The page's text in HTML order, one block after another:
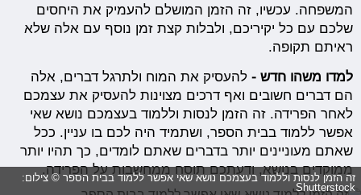
המשפחה. עכשיו, זה הזמן המושלם להעמיק את היחסים
שלכם עם כל יקיריכם, ולבלות קצת זמן נוסף עם אלה שלא
ראיתם תקופה.
למדו משהו חדש -להעסיק את המוח ולתרגל דברים, אלה
הם דברים חשובים ואף דרכים מצוינות להעסיק את עצמכם
לאחר הפרידה. זה הזמן לנסות וללמוד בעצמכם נושא שאי
אפשר ללמוד בבית הספר, ושתמיד היה לכם בו עניין. ככל
שאתם מעוניינים יותר בדברים שאתם לומדים, כך תהיו יותר
ממוקדים בנושא, ודעתכם תוסח ממחשבות על הפרידה.
זה הזמן לנסות וללמוד בעצמכם נושא שאי אפשר ללמוד בבית הספר © צילום:
Shutterstock